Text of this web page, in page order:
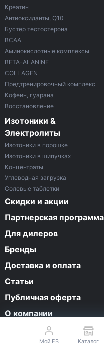
Креатин
Антиоксиданты, Q10
Бустер тестостерона
ВСАА
Аминокислотные комплексы
BETA-ALANINE
COLLAGEN
Предтренировочный комплекс
Кофеин, гуарана
Восстановление
Изотоники &
Электролиты
Изотоники в порошке
Изотоники в шипучках
Концентраты
Углеводная загрузка
Солевые таблетки
Скидки и акции
Партнерская программа
Для дилеров
Бренды
Доставка и оплата
Статьи
Публичная оферта
О компании
Личный кабинет
Мой EB Каталог